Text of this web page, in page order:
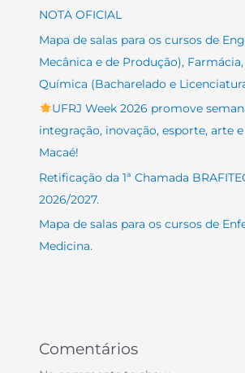
NOTA OFICIAL
Mapa de salas para os cursos de
Mecânica e de Produção),
Química (Bacharelado e
UFRJ Week 2026 promove
integração, inovação, esporte, arte
Macaé!
Retificação da 1ª Chamada
2026/2027.
Mapa de salas para os cursos de
Medicina.
Comentários